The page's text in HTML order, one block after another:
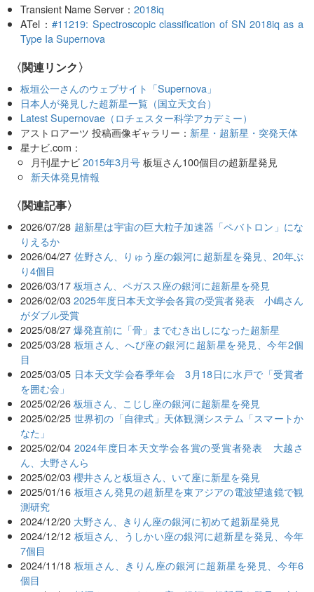
Transient Name Server：2018iq
ATel：#11219: Spectroscopic classification of SN 2018iq as a
Type Ia Supernova
〈関連リンク〉
板垣公一さんのウェブサイト「Supernova」
日本人が発見した超新星一覧（国立天文台）
Latest Supernovae（ロチェスター科学アカデミー）
アストロアーツ 投稿画像ギャラリー： 新星・超新星・突発天体
星ナビ.com：
月刊星ナビ2015年3月号板垣さん100個目の超新星発見
新天体発見情報
関連記事
2026/07/28 超新星は宇宙の巨大粒子加速器「ペバトロン」にな
りえるか
2026/04/27 佐野さん、りゅう座の銀河に超新星を発見、20年ぶ
り4個目
2026/03/17 板垣さん、ペガスス座の銀河に超新星を発見
2026/02/03 2025年度日本天文学会各賞の受賞者発表 小嶋さん
がダブル受賞
2025/08/27 爆発直前に「骨」までむき出しになった超新星
2025/03/28 板垣さん、へび座の銀河に超新星を発見、今年2個
目
2025/03/05 日本天文学会春季年会 3月18日に水戸で「受賞者
を囲む会」
2025/02/26 板垣さん、こじし座の銀河に超新星を発見
2025/02/25 世界初の「自律式」天体観測システム「スマートか
なた」
2025/02/04 2024年度日本天文学会各賞の受賞者発表 大越さ
ん、大野さんら
2025/02/03 櫻井さんと板垣さん、いて座に新星を発見
2025/01/16 板垣さん発見の超新星を東アジアの電波望遠鏡で観
測研究
2024/12/20 大野さん、きりん座の銀河に初めて超新星発見
2024/12/12 板垣さん、うしかい座の銀河に超新星を発見、今年
7個目
2024/11/18 板垣さん、きりん座の銀河に超新星を発見、今年6
個目